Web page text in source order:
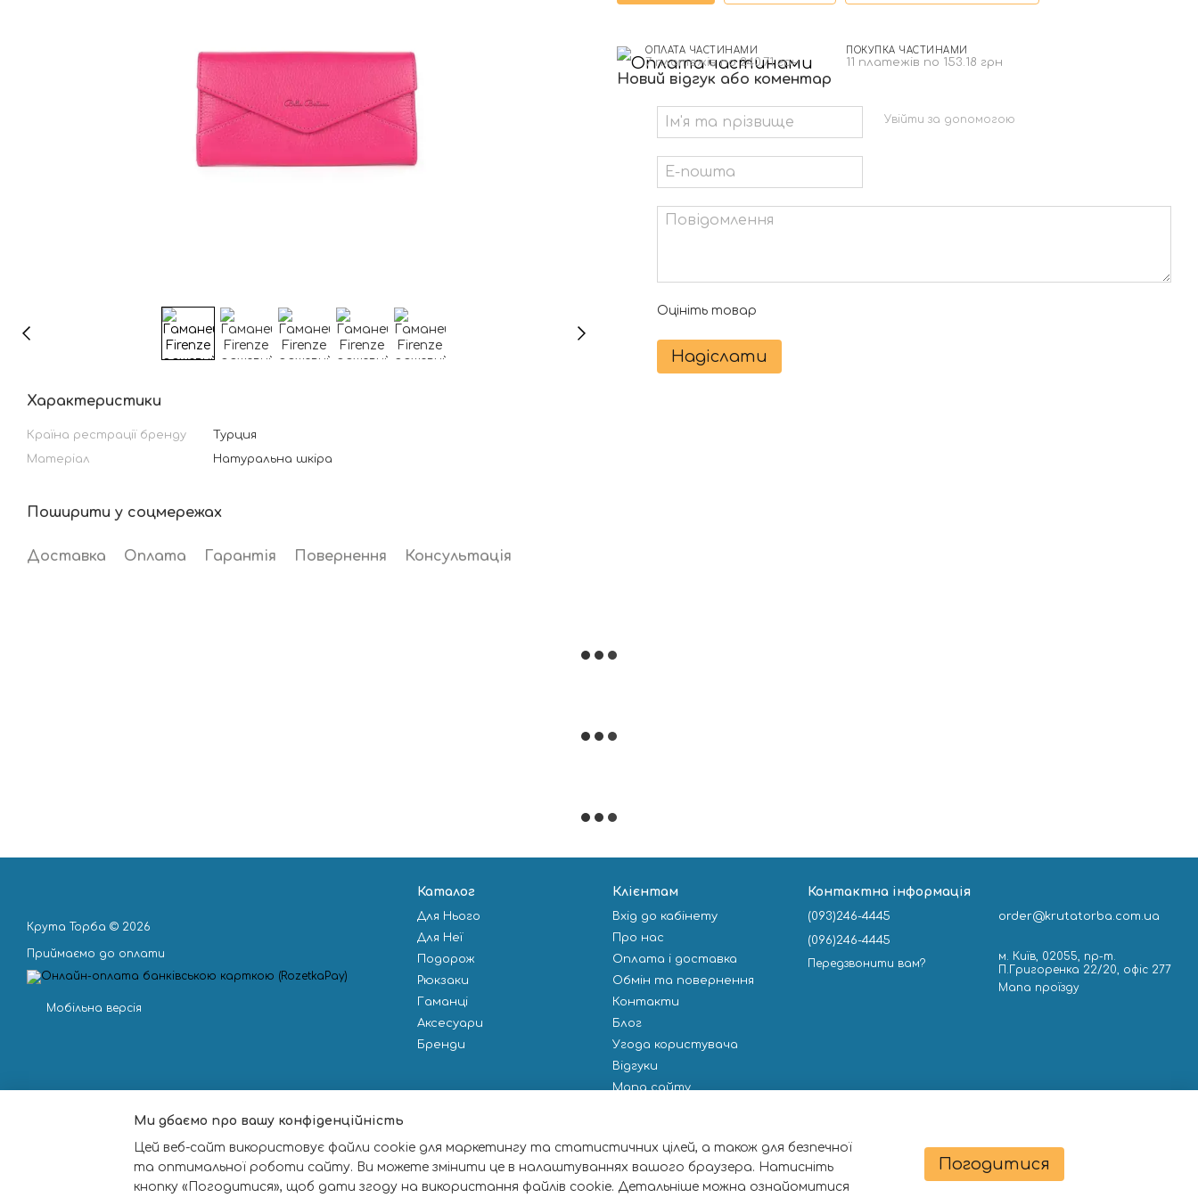
Характеристики
Країна рестрації бренду
Турция
Матеріал
Натуральна шкіра
Поширити у соцмережах
Доставка Оплата Гарантія Повернення Консультація
ОПЛАТА ЧАСТИНАМИ
7 платежів по 240.71 грн
ПОКУПКА ЧАСТИНАМИ
11 платежів по 153.18 грн
Новий відгук або коментар
Увійти за допомогою
Оцініть товар
Надіслати
Крута Торба © 2026
Приймаємо до оплати
Мобільна версія
Каталог
Для Нього
Для Неї
Подорож
Рюкзаки
Гаманці
Аксесуари
Бренди
Клієнтам
Вхід до кабінету
Про нас
Оплата і доставка
Обмін та повернення
Контакти
Блог
Угода користувача
Відгуки
Мапа сайту
Ми в соцмережах
Контактна інформація
(093)246-4445
(096)246-4445
Передзвонити вам?
order@krutatorba.com.ua
м. Київ, 02055, пр-т.
П.Григоренка 22/20, офіс 277
Мапа проїзду
Ми дбаємо про вашу конфіденційність
Цей веб-сайт використовує файли cookie для маркетингу та статистичних цілей, а також для безпечної
та оптимальної роботи сайту. Ви можете змінити це в налаштуваннях вашого браузера. Натисніть
кнопку «Погодитися», щоб дати згоду на використання файлів cookie. Детальніше можна ознайомитися
Погодитися